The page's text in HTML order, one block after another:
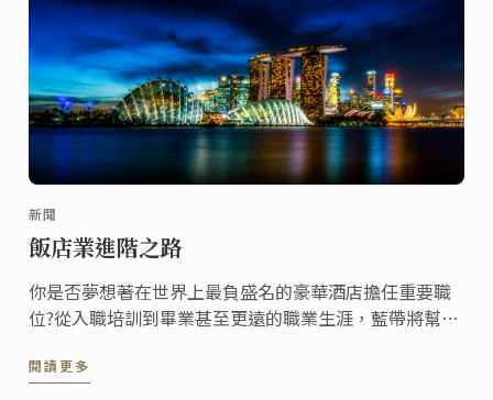
新聞
飯店業進階之路
你是否夢想著在世界上最負盛名的豪華酒店擔任重要職
位?從入職培訓到畢業甚至更遠的職業生涯，藍帶將幫助
閱讀更多